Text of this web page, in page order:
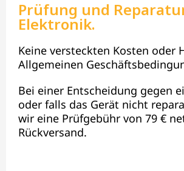
Prüfung und
Elektronik.
Keine versteckten Kosten oder
Allgemeinen
Bei einer Entscheidung gegen
oder falls das Gerät nicht
wir eine Prüfgebühr von 79 €
Rückversand.